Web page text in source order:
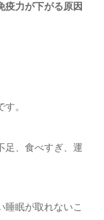
疫力が下がる原因
。
足、食べすぎ、運
睡眠が取れないこ